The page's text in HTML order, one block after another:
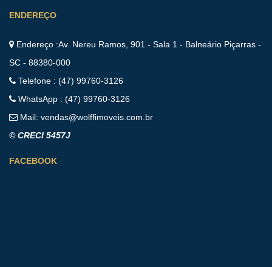
ENDEREÇO
Endereço :Av. Nereu Ramos, 901 - Sala 1 - Balneário Piçarras -
SC - 88380-000
Telefone : (47) 99760-3126
WhatsApp : (47) 99760-3126
Mail: vendas@wolffimoveis.com.br
© CRECI 5457J
FACEBOOK